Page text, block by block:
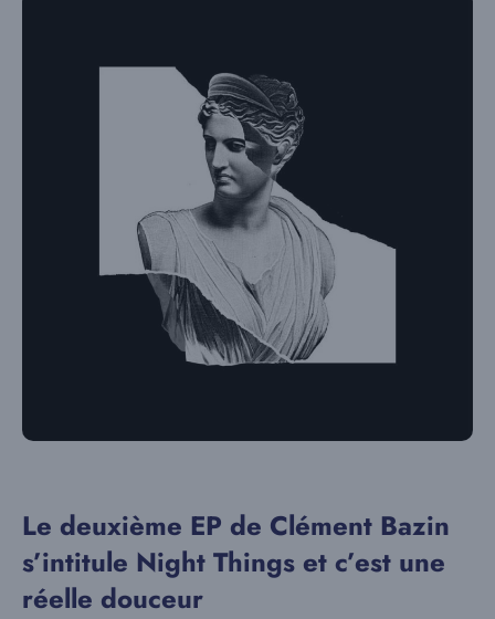
Le deuxième EP de Clément Bazin
s’intitule Night Things et c’est une
réelle douceur